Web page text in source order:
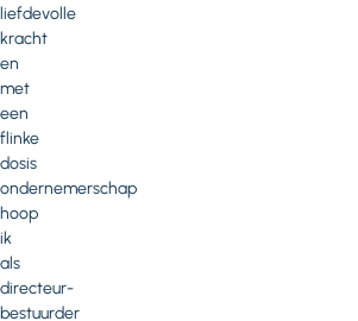
liefdevolle
kracht
en
met
een
flinke
dosis
ondernemerschap
hoop
ik
als
directeur-
bestuurder